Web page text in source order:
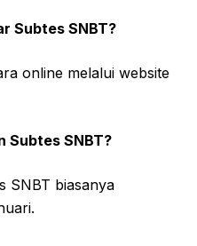
Subtes SNBT?
online melalui website
Subtes SNBT?
SNBT biasanya